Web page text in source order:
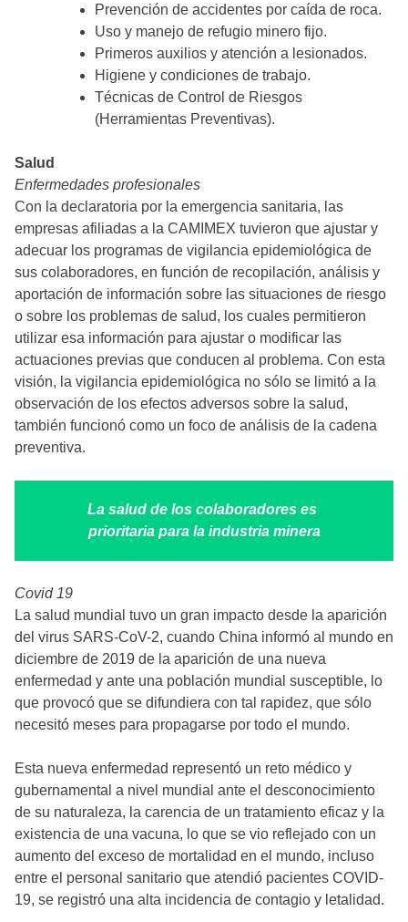
Prevención de accidentes por caída de roca.
Uso y manejo de refugio minero fijo.
Primeros auxilios y atención a lesionados.
Higiene y condiciones de trabajo.
Técnicas de Control de Riesgos
(Herramientas Preventivas).
Salud
Enfermedades profesionales
Con la declaratoria por la emergencia sanitaria, las
empresas afiliadas a la CAMIMEX tuvieron que ajustar y
adecuar los programas de vigilancia epidemiológica de
sus colaboradores, en función de recopilación, análisis y
aportación de información sobre las situaciones de riesgo
o sobre los problemas de salud, los cuales permitieron
utilizar esa información para ajustar o modificar las
actuaciones previas que conducen al problema. Con esta
visión, la vigilancia epidemiológica no sólo se limitó a la
observación de los efectos adversos sobre la salud,
también funcionó como un foco de análisis de la cadena
preventiva.
La salud de los colaboradores es
prioritaria para la industria minera
Covid 19
La salud mundial tuvo un gran impacto desde la aparición
del virus SARS-CoV-2, cuando China informó al mundo en
diciembre de 2019 de la aparición de una nueva
enfermedad y ante una población mundial susceptible, lo
que provocó que se difundiera con tal rapidez, que sólo
necesitó meses para propagarse por todo el mundo.
Esta nueva enfermedad representó un reto médico y
gubernamental a nivel mundial ante el desconocimiento
de su naturaleza, la carencia de un tratamiento eficaz y la
existencia de una vacuna, lo que se vio reflejado con un
aumento del exceso de mortalidad en el mundo, incluso
entre el personal sanitario que atendió pacientes COVID-
19, se registró una alta incidencia de contagio y letalidad.